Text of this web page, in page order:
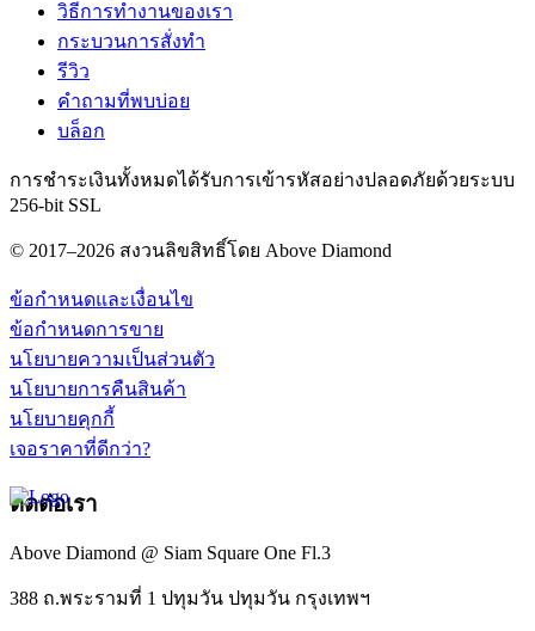
วิธีการทำงานของเรา
กระบวนการสั่งทำ
รีวิว
คำถามที่พบบ่อย
บล็อก
การชำระเงินทั้งหมดได้รับการเข้ารหัสอย่างปลอดภัยด้วยระบบ
256-bit SSL
© 2017–2026 สงวนลิขสิทธิ์โดย Above Diamond
ข้อกำหนดและเงื่อนไข
ข้อกำหนดการขาย
นโยบายความเป็นส่วนตัว
นโยบายการคืนสินค้า
นโยบายคุกกี้
เจอราคาที่ดีกว่า?
ติดต่อเรา
Above Diamond @ Siam Square One Fl.3
388 ถ.พระรามที่ 1 ปทุมวัน ปทุมวัน กรุงเทพฯ